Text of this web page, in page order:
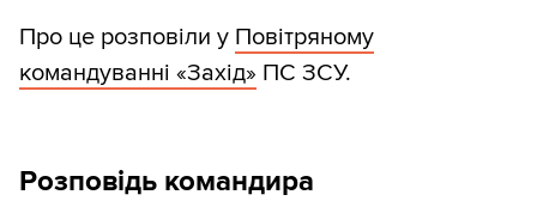
Про це розповіли у Повітряному
командуванні «Захід» ПС ЗСУ.
Розповідь командира